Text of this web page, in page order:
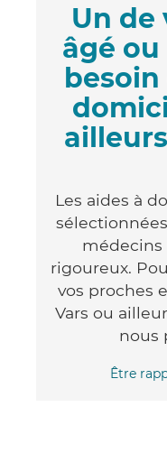
Un de
âgé
besoin
Les aides à
médecins
rigoureux.
vos proches
Vars ou
nous
Être